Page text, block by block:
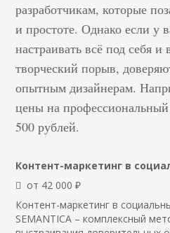
разработчикам, которые
и простоте. Однако если у
настраивать всё под себя и
творческий порыв,
опытным дизайнерам.
цены на
500 рублей.
Контент-маркетинг в
от 42 000 ₽
Контент-маркетинг в
SEMANTICA – комплексный